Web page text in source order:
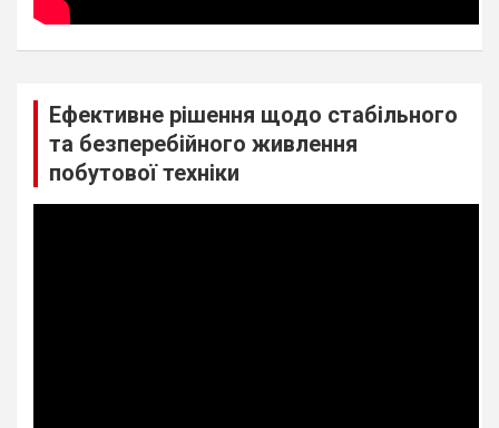
Ефективне рішення щодо стабільного
та безперебійного живлення
побутової техніки